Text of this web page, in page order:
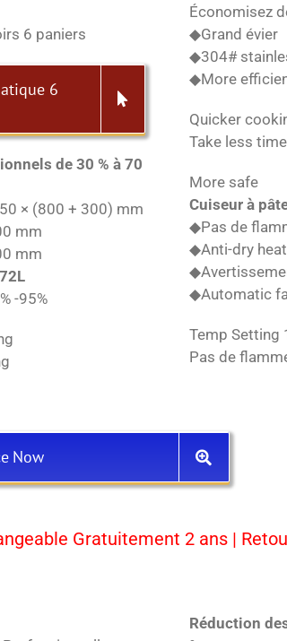
6 paniers
6
de 30 % à 70
× (800 + 300) mm
mm
mm
-95%
Économisez
◆Grand évier
◆304#
◆More
Quicker
Take less
More safe
Cuiseur à
◆Pas de
◆Anti-dry
◆Automatic
Temp
Pas de
Now
Gratuitement 2 ans |
Réduction